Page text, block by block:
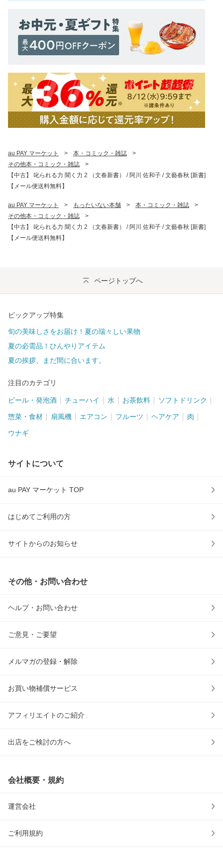
au PAY マーケット > 本・コミック・雑誌
>
その他本・コミック・雑誌
>
【中古】 叱られる力 聞く力 2 （文春新書） / 阿川 佐和子 / 文藝春秋 [新書]
【メール便送料無料】
au PAY マーケット > もったいない本舗 > 本・コミック・雑誌
>
その他本・コミック・雑誌
>
【中古】 叱られる力 聞く力 2 （文春新書） / 阿川 佐和子 / 文藝春秋 [新書]
【メール便送料無料】
ページトップへ
ピックアップ特集
旬の美味しさをお届け！夏の瑞々しい果物
夏の必需品！ひんやりアイテム
夏の挨拶、まだ間に合います。
注目のカテゴリ
ビール・発泡酒 チューハイ 水 お茶飲料 ソフトドリンク
惣菜・食材 扇風機 エアコン フルーツ ヘアケア 肉
ウナギ
サイトについて
au PAY マーケット TOP
はじめてご利用の方
サイトからのお知らせ
その他・お問い合わせ
ヘルプ・お問い合わせ
ご意見・ご要望
メルマガの登録・解除
お買い物補償サービス
アフィリエイトのご紹介
出店をご検討の方へ
会社概要・規約
運営会社
ご利用規約